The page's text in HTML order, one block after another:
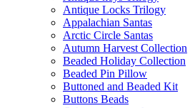
Antique Locks Trilogy
Appalachian Santas
Arctic Circle Santas
Autumn Harvest Collection
Beaded Holiday Collection
Beaded Pin Pillow
Buttoned and Beaded Kit
Buttons Beads